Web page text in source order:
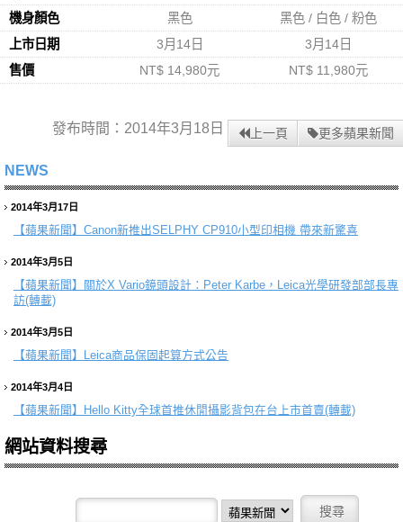
機身顏色 黑色
黑色 / 白色 / 粉色
上市日期
3月14日
3月14日
售價
NT$ 14,980元 NT$ 11,980元
發布時間：2014年3月18日 上一頁 更多蘋果新聞
NEWS
2014年3月17日
【蘋果新聞】 Canon新推出SELPHY CP910小型印相機 帶來新驚喜
2014年3月5日
【蘋果新聞】 關於X Vario鏡頭設計：Peter Karbe，Leica光學研發部部長專
訪(轉載)
2014年3月5日
【蘋果新聞】 Leica商品保固起算方式公告
2014年3月4日
【蘋果新聞】 Hello Kitty全球首推休閒攝影背包在台上市首賣(轉載)
網站資料搜尋